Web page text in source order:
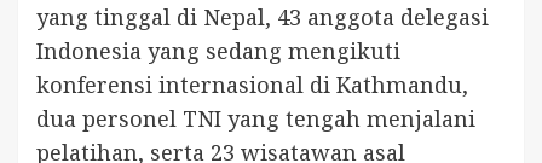
yang tinggal di Nepal, 43 anggota delegasi
Indonesia yang sedang mengikuti
konferensi internasional di Kathmandu,
dua personel TNI yang tengah menjalani
pelatihan, serta 23 wisatawan asal